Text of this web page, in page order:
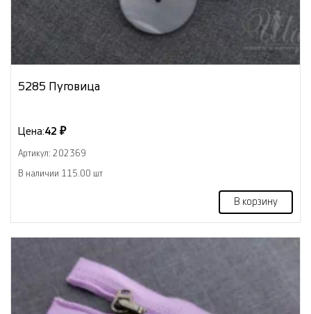
5285 Пуговица
Цена:42 ₽
Артикул: 202369
В наличии 115.00 шт
В корзину